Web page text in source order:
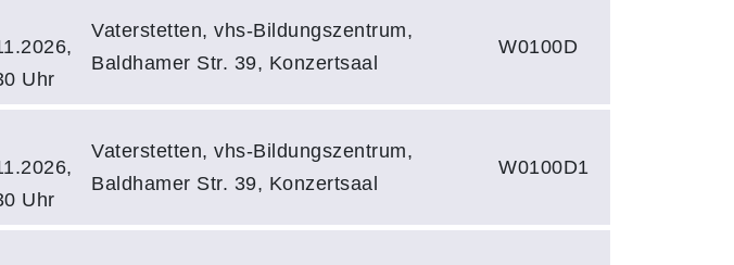
Uhr
Vaterstetten, vhs-Bildungszentrum,
Baldhamer Str. 39, Konzertsaal
W0100D
Uhr
Vaterstetten, vhs-Bildungszentrum,
Baldhamer Str. 39, Konzertsaal
W0100D1